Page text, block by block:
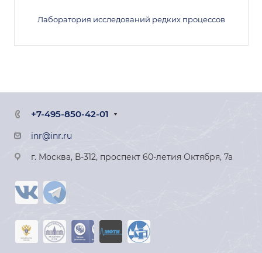
Лаборатория исследований редких процессов
+7-495-850-42-01
inr@inr.ru
г. Москва, В-312, проспект 60-летия Октября, 7а